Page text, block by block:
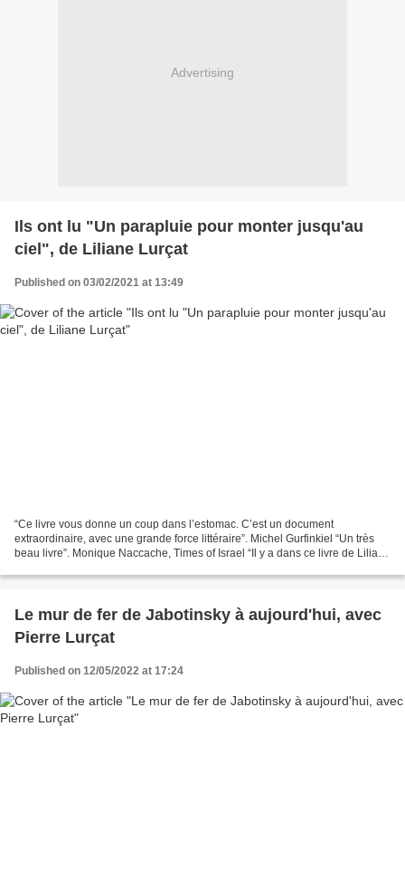
Advertising
Ils ont lu "Un parapluie pour monter jusqu'au
ciel", de Liliane Lurçat
Published on 03/02/2021 at 13:49
“Ce livre vous donne un coup dans l’estomac. C’est un document
extraordinaire, avec une grande force littéraire”. Michel Gurfinkiel “Un très
beau livre”. Monique Naccache, Times of Israel “Il y a dans ce livre de Liliane
Le mur de fer de Jabotinsky à aujourd'hui, avec
Pierre Lurçat
Published on 12/05/2022 at 17:24